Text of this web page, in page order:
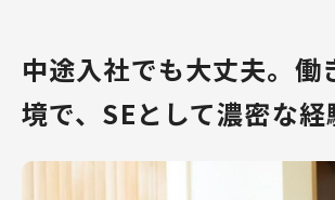
中途入社でも大丈夫。働
境で、SEとして濃密な経